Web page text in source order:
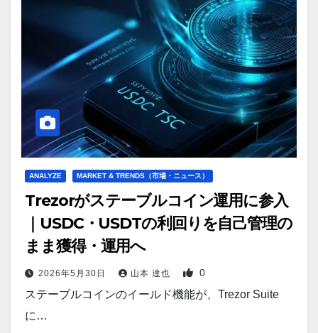
ANALYZE MARKET & TRENDS（市場・ニュース）
Trezorがステーブルコイン運用に参入
｜USDC・USDTの利回りを自己管理の
まま獲得・運用へ
2026年5月30日 山本 達也 0
ステーブルコインのイールド機能が、Trezor Suite
に…